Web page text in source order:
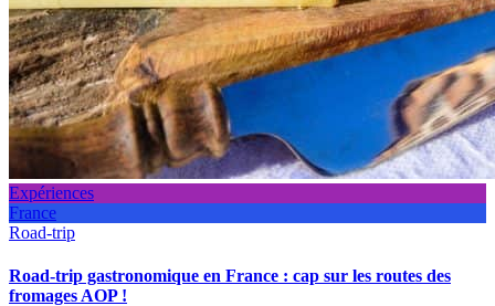
Expériences
France
Road-trip
Road-trip gastronomique en France : cap sur les routes des
fromages AOP !